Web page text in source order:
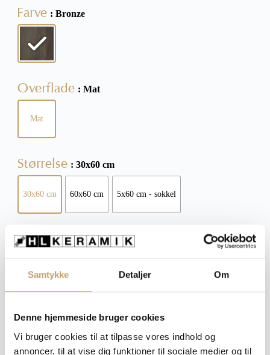
Samtykke Detaljer Om
Denne hjemmeside bruger cookies
Vi bruger cookies til at tilpasse vores indhold og
annoncer, til at vise dig funktioner til sociale medier og til
Farve : Bronze
Overflade : Mat
Mat
Størrelse : 30x60 cm
30x60 cm 60x60 cm 5x60 cm - sokkel
Tykkelse : 10 mm
10 mm